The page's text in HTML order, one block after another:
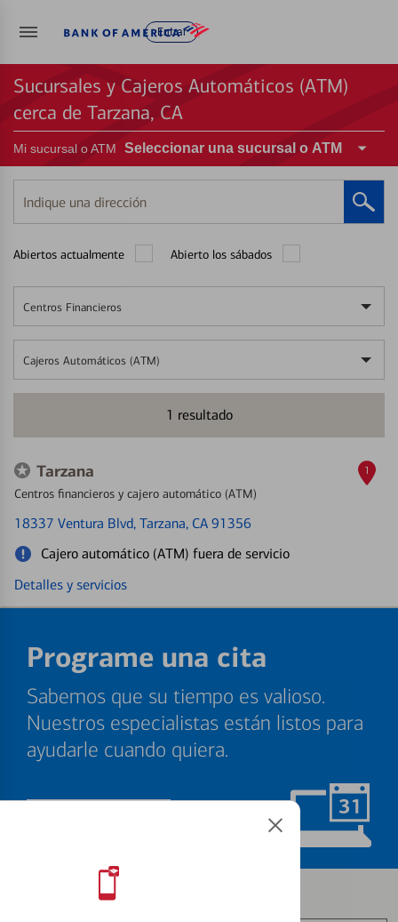
Entrar
Sucursales y Cajeros Automáticos (ATM)
cerca de Tarzana, CA
Mi sucursal o ATM Seleccionar una sucursal o ATM
Indique
una
Abiertos actualmente Abierto los sábados
Centros Financieros
Cajeros Automáticos (ATM)
1 resultado
Tarzana
Centros financieros y cajero automático (ATM)
18337 Ventura Blvd, Tarzana, CA 91356
Cajero automático (ATM) fuera de servicio
Detalles y servicios
1
Programe una cita
Sabemos que su tiempo es valioso.
Nuestros especialistas están listos para
ayudarle cuando quiera.
Los productos de inversión y seguros: